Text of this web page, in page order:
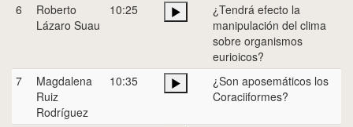
6
Roberto
Lázaro Suau
10:25
¿Tendrá efecto la
manipulación del clima
sobre organismos
eurioicos?
7
Magdalena
Ruiz
Rodríguez
10:35
¿Son aposemáticos los
Coraciiformes?